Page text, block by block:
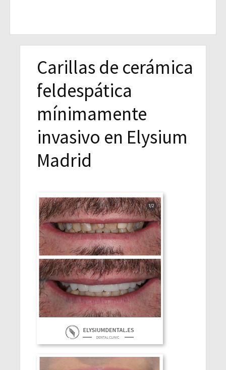
Carillas de cerámica
feldespática
mínimamente
invasivo en Elysium
Madrid